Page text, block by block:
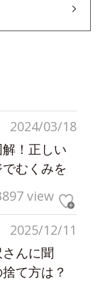
2024/03/18
！正しい
むくみを
view
2025/12/11
んに聞
て方は？